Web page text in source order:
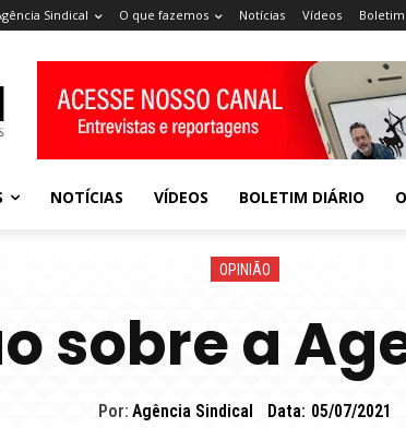
Sindical O que fazemos Notícias Vídeos
NOTÍCIAS VÍDEOS BOLETIM DIÁRIO
OPINIÃO
sobre a
Por: Agência Sindical Data: 05/07/2021